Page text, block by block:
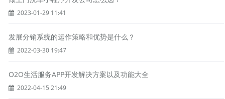
2023-01-29 11:41
发展分销系统的运作策略和优势是什么？
2022-03-30 19:47
O2O生活服务APP开发解决方案以及功能大全
2022-04-15 21:49